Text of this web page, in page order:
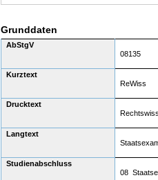
Grunddaten
AbStgV
08135
Kurztext
ReWiss
Drucktext
Langtext
Studienabschluss
08